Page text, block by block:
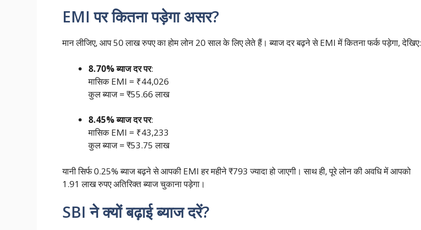
EMI पर कितना पड़ेगा असर?
मान लीजिए, आप 50 लाख रुपए का होम लोन 20 साल के लिए लेते हैं। ब्याज दर बढ़ने से EMI में कितना फर्क पड़ेगा, देखिए:
8.70% ब्याज दर पर:
मासिक EMI = ₹44,026
कुल ब्याज = ₹55.66 लाख
8.45% ब्याज दर पर:
मासिक EMI = ₹43,233
कुल ब्याज = ₹53.75 लाख
यानी सिर्फ 0.25% ब्याज बढ़ने से आपकी EMI हर महीने ₹793 ज्यादा हो जाएगी। साथ ही, पूरे लोन की अवधि में आपको
1.91 लाख रुपए अतिरिक्त ब्याज चुकाना पड़ेगा।
SBI ने क्यों बढ़ाई ब्याज दरें?